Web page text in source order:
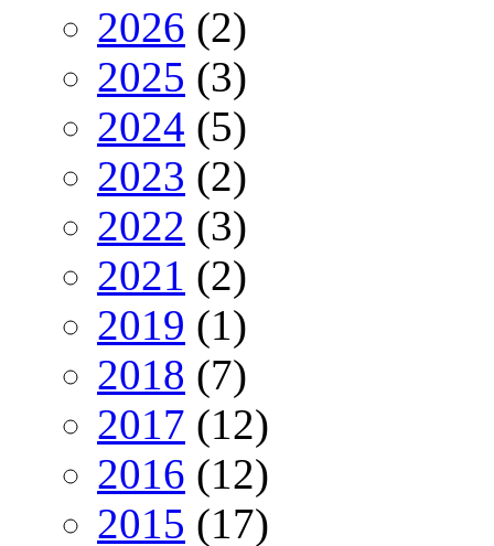
2026 (2)
2025 (3)
2024 (5)
2023 (2)
2022 (3)
2021 (2)
2019 (1)
2018 (7)
2017 (12)
2016 (12)
2015 (17)